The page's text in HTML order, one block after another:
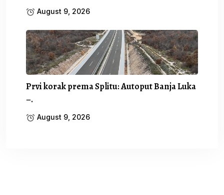
August 9, 2026
Prvi korak prema Splitu: Autoput Banja Luka
–.
August 9, 2026